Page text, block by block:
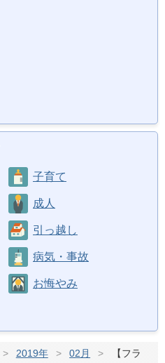
子育て
成人
引っ越し
病気・事故
お悔やみ
> 2019年 > 02月 >
【フラ